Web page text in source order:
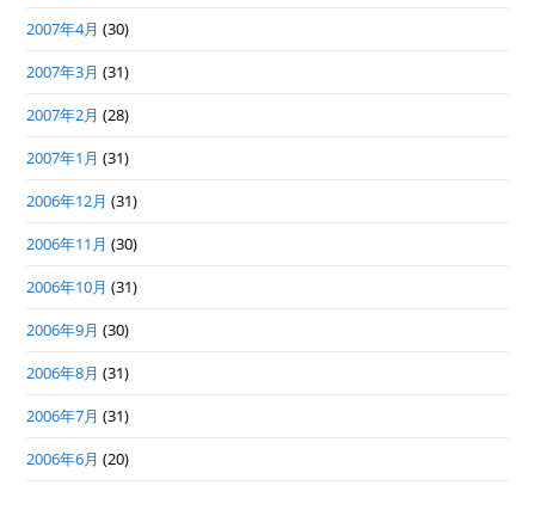
2007年4月 (30)
2007年3月 (31)
2007年2月 (28)
2007年1月 (31)
2006年12月 (31)
2006年11月 (30)
2006年10月 (31)
2006年9月 (30)
2006年8月 (31)
2006年7月 (31)
2006年6月 (20)